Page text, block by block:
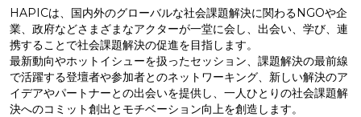
HAPICは、国内外のグローバルな社会課題解決に関わるNGOや企
業、政府などさまざまなアクターが一堂に会し、出会い、学び、連
携することで社会課題解決の促進を目指します。
最新動向やホットイシューを扱ったセッション、課題解決の最前線
で活躍する登壇者や参加者とのネットワーキング、新しい解決のア
イデアやパートナーとの出会いを提供し、一人ひとりの社会課題解
決へのコミット創出とモチベーション向上を創造します。